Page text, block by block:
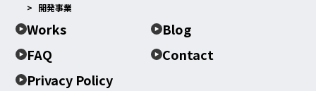
開発事業
Works
Blog
FAQ
Contact
Privacy Policy